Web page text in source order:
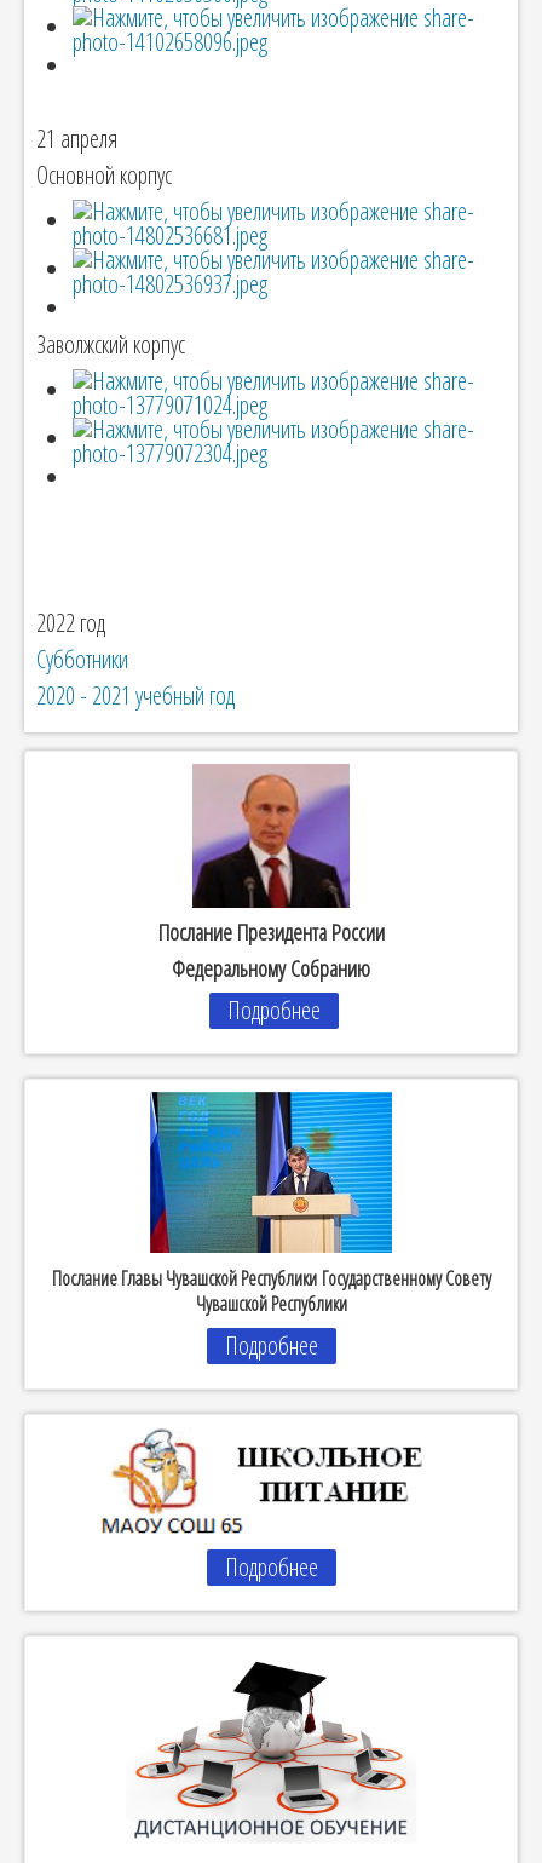
21 апреля
Основной корпус
Заволжский корпус
2022 год
Субботники
2020 - 2021 учебный год
Послание Президента России
Федеральному Собранию
Подробнее
Послание Главы Чувашской Республики Государственному Совету
Чувашской Республики
Подробнее
Подробнее